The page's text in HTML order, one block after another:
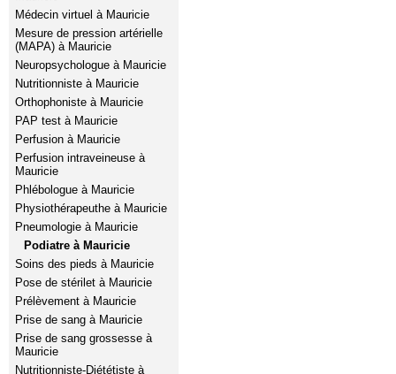
Médecin virtuel à Mauricie
Mesure de pression artérielle
(MAPA) à Mauricie
Neuropsychologue à Mauricie
Nutritionniste à Mauricie
Orthophoniste à Mauricie
PAP test à Mauricie
Perfusion à Mauricie
Perfusion intraveineuse à
Mauricie
Phlébologue à Mauricie
Physiothérapeuthe à Mauricie
Pneumologie à Mauricie
Podiatre à Mauricie
Soins des pieds à Mauricie
Pose de stérilet à Mauricie
Prélèvement à Mauricie
Prise de sang à Mauricie
Prise de sang grossesse à
Mauricie
Nutritionniste-Diététiste à